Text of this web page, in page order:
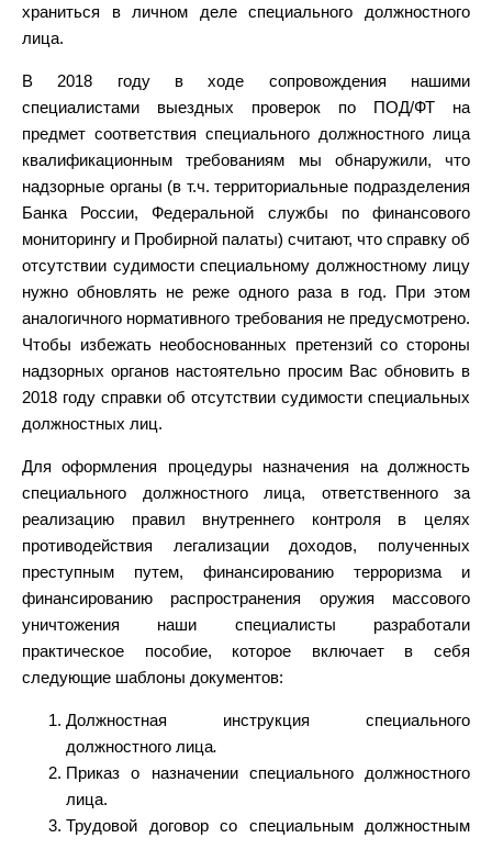
храниться в личном деле специального должностного
лица.
В 2018 году в ходе сопровождения нашими
специалистами выездных проверок по ПОД/ФТ на
предмет соответствия специального должностного лица
квалификационным требованиям мы обнаружили, что
надзорные органы (в т.ч. территориальные подразделения
Банка России, Федеральной службы по финансового
мониторингу и Пробирной палаты) считают, что справку об
отсутствии судимости специальному должностному лицу
нужно обновлять не реже одного раза в год. При этом
аналогичного нормативного требования не предусмотрено.
Чтобы избежать необоснованных претензий со стороны
надзорных органов настоятельно просим Вас обновить в
2018 году справки об отсутствии судимости специальных
должностных лиц.
Для оформления процедуры назначения на должность
специального должностного лица, ответственного за
реализацию правил внутреннего контроля в целях
противодействия легализации доходов, полученных
преступным путем, финансированию терроризма и
финансированию распространения оружия массового
уничтожения наши специалисты разработали
практическое пособие, которое включает в себя
следующие шаблоны документов:
Должностная инструкция специального
должностного лица.
Приказ о назначении специального должностного
лица.
Трудовой договор со специальным должностным